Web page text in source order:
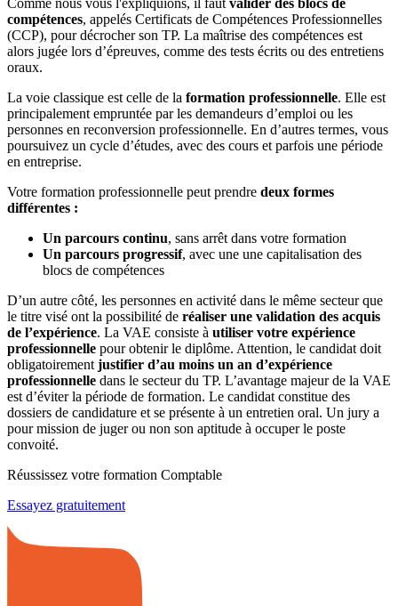
compétences, appelés Certificats de Compétences Professionnelles
(CCP), pour décrocher son TP. La maîtrise des compétences est
alors jugée lors d’épreuves, comme des tests écrits ou des entretiens
oraux.
La voie classique est celle de la formation professionnelle. Elle est
principalement empruntée par les demandeurs d’emploi ou les
personnes en reconversion professionnelle. En d’autres termes, vous
poursuivez un cycle d’études, avec des cours et parfois une période
en entreprise.
Votre formation professionnelle peut prendre deux formes
différentes :
Un parcours continu, sans arrêt dans votre formation
Un parcours progressif, avec une une capitalisation des
blocs de compétences
D’un autre côté, les personnes en activité dans le même secteur que
le titre visé ont la possibilité de réaliser une validation des acquis
de l’expérience. La VAE consiste à utiliser votre expérience
professionnelle pour obtenir le diplôme. Attention, le candidat doit
obligatoirement justifier d’au moins un an d’expérience
professionnelle dans le secteur du TP. L’avantage majeur de la VAE
est d’éviter la période de formation. Le candidat constitue des
dossiers de candidature et se présente à un entretien oral. Un jury a
pour mission de juger ou non son aptitude à occuper le poste
convoité.
Réussissez votre formation Comptable
Essayez gratuitement